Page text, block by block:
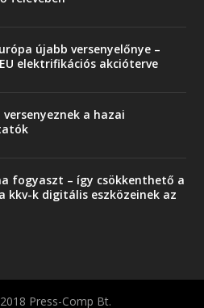
újabb versenyelőnye –
elektrifikációs akcióterve
a hazai
fogyaszt – így csökkenthető a
kkv-k digitális eszközeinek az
Press-Comp Bt.